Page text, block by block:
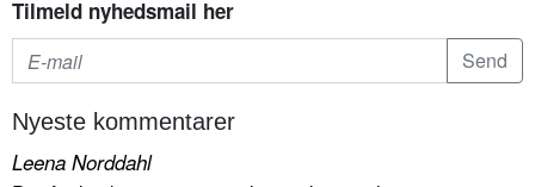
Tilmeld nyhedsmail her
Nyeste kommentarer
Leena Norddahl